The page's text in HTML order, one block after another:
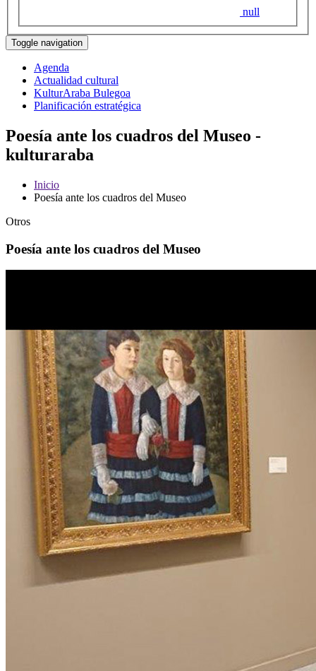
null
Toggle navigation
Agenda
Actualidad cultural
KulturAraba Bulegoa
Planificación estratégica
Poesía ante los cuadros del Museo -
kulturaraba
Inicio
Poesía ante los cuadros del Museo
Otros
Poesía ante los cuadros del Museo